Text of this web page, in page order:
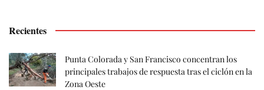
Recientes
Punta Colorada y San Francisco concentran los
principales trabajos de respuesta tras el ciclón en la
Zona Oeste